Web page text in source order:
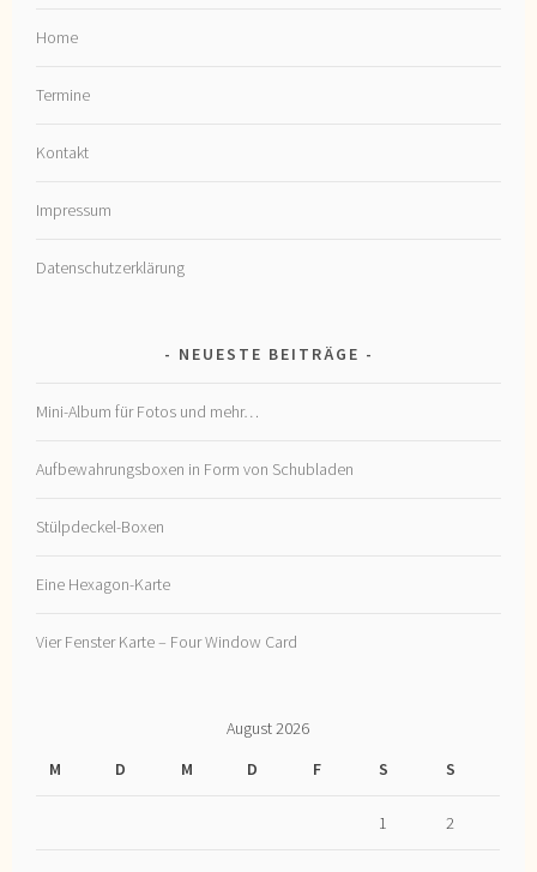
Home
Termine
Kontakt
Impressum
Datenschutzerklärung
NEUESTE BEITRÄGE
Mini-Album für Fotos und mehr…
Aufbewahrungsboxen in Form von Schubladen
Stülpdeckel-Boxen
Eine Hexagon-Karte
Vier Fenster Karte – Four Window Card
August 2026
M
D M D F S S
1 2